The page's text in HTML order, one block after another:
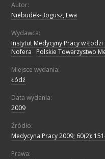
Autor:
Niebudek-Bogusz, Ewa
Wydawca:
Instytut Medycyny Pracy w Łodzi
Nofera
Polskie Towarzystwo
Miejsce wydania:
Łódź
Data wydania:
2009
Źródło:
Medycyna Pracy 2009; 60(2):
Prawa: